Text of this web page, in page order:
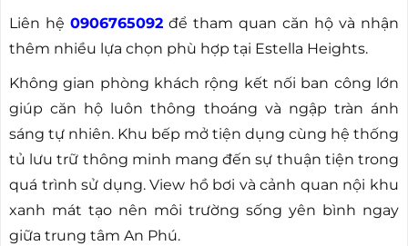
Liên hệ 0906765092 để tham quan căn hộ và nhận
thêm nhiều lựa chọn phù hợp tại Estella Heights.
Không gian phòng khách rộng kết nối ban công lớn
giúp căn hộ luôn thông thoáng và ngập tràn ánh
sáng tự nhiên. Khu bếp mở tiện dụng cùng hệ thống
tủ lưu trữ thông minh mang đến sự thuận tiện trong
quá trình sử dụng. View hồ bơi và cảnh quan nội khu
xanh mát tạo nên môi trường sống yên bình ngay
giữa trung tâm An Phú.